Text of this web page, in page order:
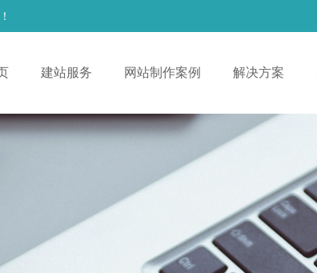
建站服务 网站制作案例 解决方案